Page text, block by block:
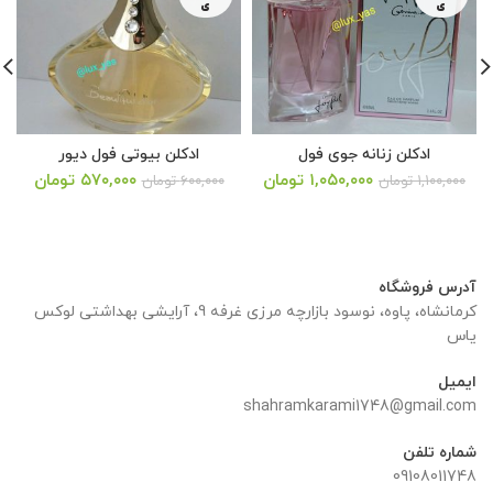
ی
ادکلن زنانه جوی فول
۱,۱۰۰,۰۰۰ تومان ۱,۰۵۰,۰۰۰ تومان
قیمت
ی
ادکلن بیوتی فول دیور
۶۰۰,۰۰۰ تومان
قیمت
۵۷۰,۰۰۰ تومان
قیمت
قیمت
آدرس فروشگاه
کرمانشاه، پاوه، نوسود بازارچه مرزی غرفه 9، آرایشی بهداشتی لوکس
یاس
ایمیل
shahramkarami1748@gmail.com
شماره تلفن
09108011748